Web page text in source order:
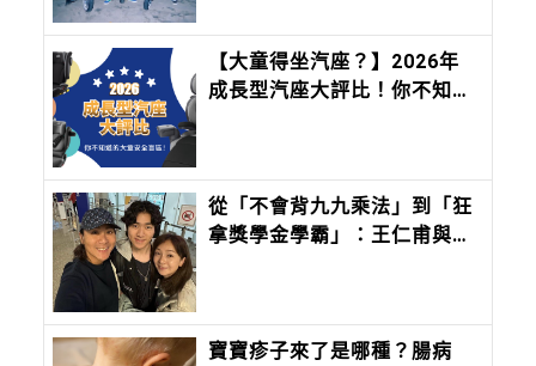
【大童得坐汽座？】2026年
成長型汽座大評比！你不知道
從「不會背九九乘法」到「狂
拿獎學金學霸」：王仁甫與季
寶寶疹子來了是哪種？腸病